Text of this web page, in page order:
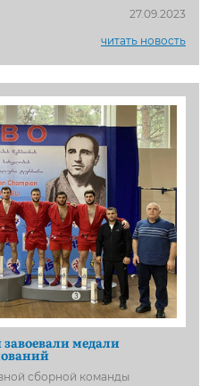
27.09.2023
читать новость
медали
сборной команды